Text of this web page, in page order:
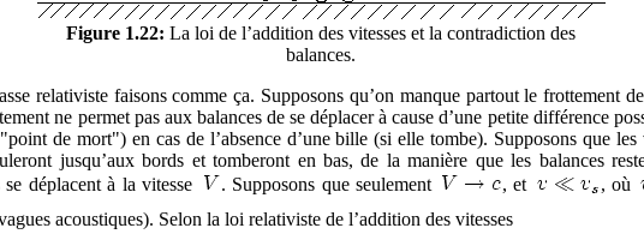
Figure 1.22: La loi de l’addition des vitesses et la contradiction des
balances.
relativiste faisons comme ça. Supposons qu’on manque partout le frottement
ne permet pas aux balances de se déplacer à cause d’une petite différence
de mort") en cas de l’absence d’une bille (si elle tombe). Supposons que les
jusqu’aux bords et tomberont en bas, de la manière que les balances
déplacent à la vitesse
. Supposons que seulement , et , où
acoustiques). Selon la loi relativiste de l’addition des vitesses